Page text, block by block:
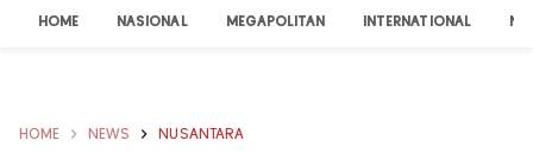
HOME NASIONAL MEGAPOLITAN INTERNATIONAL
HOME NEWS NUSANTARA